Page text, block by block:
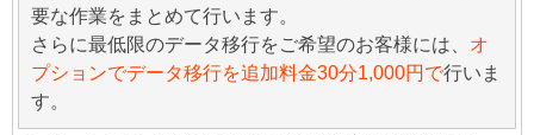
要な作業をまとめて行います。
さらに最低限のデータ移行をご希望のお客様には、 オ
プションでデータ移行を追加料金30分1,000円で行いま
す。